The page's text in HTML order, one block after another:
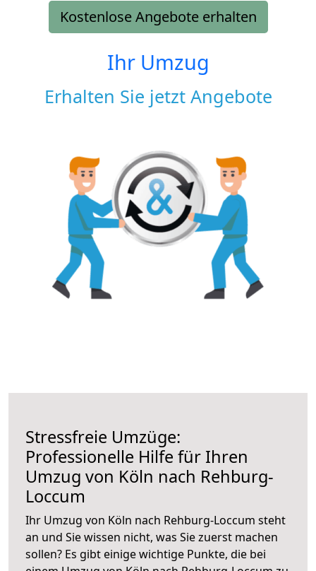
Kostenlose Angebote erhalten
Ihr Umzug
Erhalten Sie jetzt Angebote
Stressfreie Umzüge:
Professionelle Hilfe für Ihren
Umzug von Köln nach Rehburg-
Loccum
Ihr Umzug von Köln nach Rehburg-Loccum steht
an und Sie wissen nicht, was Sie zuerst machen
sollen? Es gibt einige wichtige Punkte, die bei